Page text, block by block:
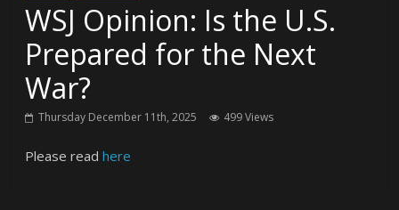
WSJ Opinion: Is the U.S.
Prepared for the Next
War?
Thursday December 11th, 2025 499 Views
Please readhere